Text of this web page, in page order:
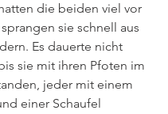
die beiden viel vor
sie schnell aus
Es dauerte nicht
sie mit ihren Pfoten im
jeder mit einem
einer Schaufel